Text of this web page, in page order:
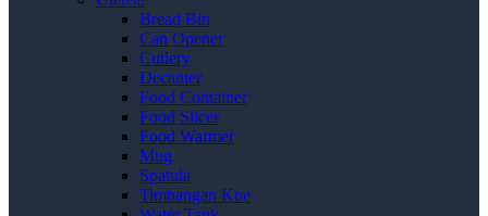
Bread Bin
Can Opener
Cutlery
Decanter
Food Container
Food Slicer
Food Warmer
Mug
Spatula
Timbangan Kue